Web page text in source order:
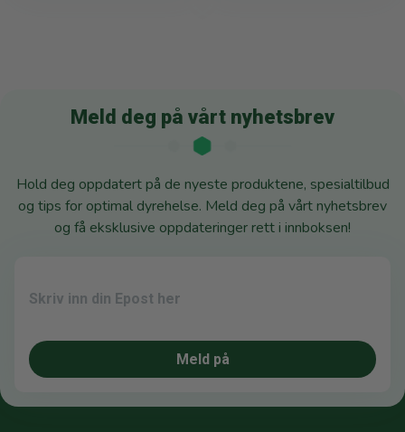
Meld deg på vårt nyhetsbrev
Hold deg oppdatert på de nyeste produktene, spesialtilbud
og tips for optimal dyrehelse. Meld deg på vårt nyhetsbrev
og få eksklusive oppdateringer rett i innboksen!
Meld på